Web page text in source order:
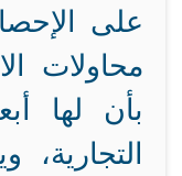
على
محاولات
بأن لها